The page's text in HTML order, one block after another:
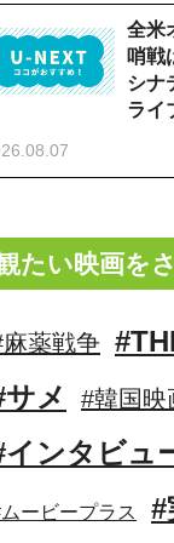
全米
哨戦
シナ
ライ
たい映画を
薬戦争
サメ
#韓国映
インタビュ
ービープラス #